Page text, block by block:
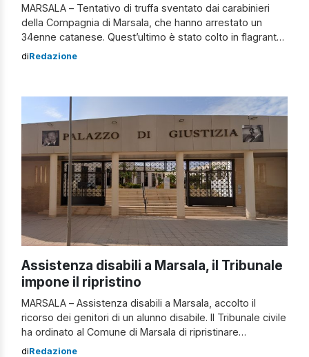
MARSALA – Tentativo di truffa sventato dai carabinieri
della Compagnia di Marsala, che hanno arrestato un
34enne catanese. Quest’ultimo è stato colto in flagrante
mentre cercava di raggirare un’anziana con la tecnica del
contattata telefonicamente da un […]
diRedazione
Assistenza disabili a Marsala, il Tribunale
impone il ripristino
MARSALA – Assistenza disabili a Marsala, accolto il
ricorso dei genitori di un alunno disabile. Il Tribunale civile
ha ordinato al Comune di Marsala di ripristinare
immediatamente il servizio di assistenza all’autonomia e
diRedazione